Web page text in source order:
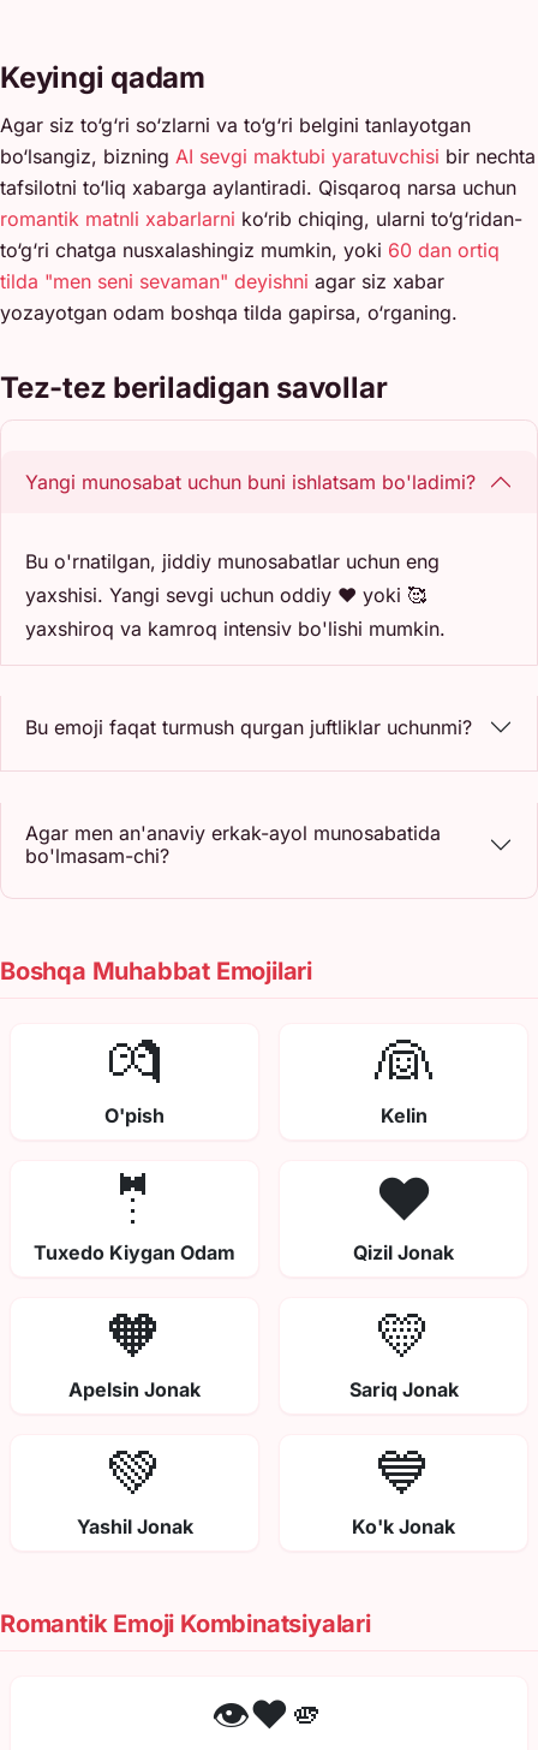
Keyingi qadam
Agar siz to‘g‘ri so‘zlarni va to‘g‘ri belgini tanlayotgan
bo‘lsangiz, bizning AI sevgi maktubi yaratuvchisi bir nechta
tafsilotni to‘liq xabarga aylantiradi. Qisqaroq narsa uchun
romantik matnli xabarlarni ko‘rib chiqing, ularni to‘g‘ridan-
to‘g‘ri chatga nusxalashingiz mumkin, yoki 60 dan ortiq
tilda "men seni sevaman" deyishni agar siz xabar
yozayotgan odam boshqa tilda gapirsa, o‘rganing.
Tez-tez beriladigan savollar
Yangi munosabat uchun buni ishlatsam bo'ladimi?
Bu o'rnatilgan, jiddiy munosabatlar uchun eng
yaxshisi. Yangi sevgi uchun oddiy ❤️ yoki 🥰
yaxshiroq va kamroq intensiv bo'lishi mumkin.
Bu emoji faqat turmush qurgan juftliklar uchunmi?
Agar men an'anaviy erkak-ayol munosabatida
bo'lmasam-chi?
Boshqa Muhabbat Emojilari
💏
O'pish
👰
Kelin
🤵
Tuxedo Kiygan Odam
❤️
Qizil Jonak
🧡
Apelsin Jonak
💛
Sariq Jonak
💚
Yashil Jonak
💙
Ko'k Jonak
Romantik Emoji Kombinatsiyalari
👁️❤️🫵